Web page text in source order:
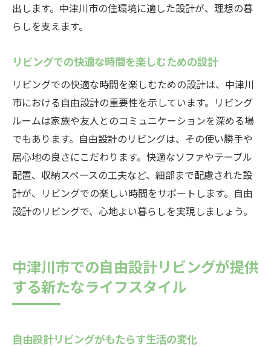
出します。中津川市の住環境に適した設計が、理想の暮
らしを支えます。
リビングでの快適な時間を楽しむための設計
リビングでの快適な時間を楽しむための設計は、中津川
市における自由設計の重要性を示しています。リビング
ルームは家族や友人とのコミュニケーションを深める場
でもあります。自由設計のリビングは、その使い勝手や
居心地の良さにこだわります。快適なソファやテーブル
配置、収納スペースの工夫など、細部まで配慮された設
計が、リビングでの楽しい時間をサポートします。自由
設計のリビングで、心地よい暮らしを実現しましょう。
中津川市での自由設計リビングが提供
する新たなライフスタイル
自由設計リビングがもたらす生活の変化